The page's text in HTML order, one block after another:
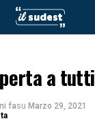
a tutti
fasu Marzo 29, 2021